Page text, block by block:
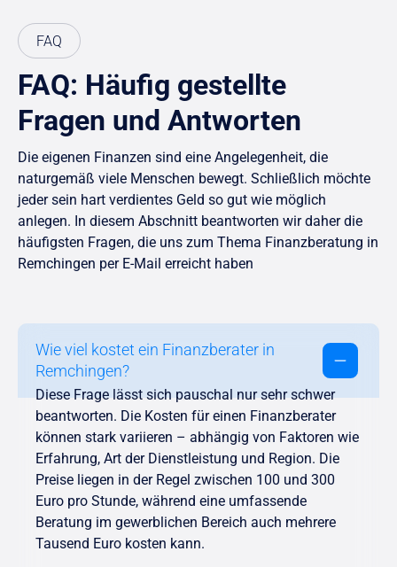
FAQ
FAQ: Häufig gestellte
Fragen und Antworten
Die eigenen Finanzen sind eine Angelegenheit, die
naturgemäß viele Menschen bewegt. Schließlich möchte
jeder sein hart verdientes Geld so gut wie möglich
anlegen. In diesem Abschnitt beantworten wir daher die
häufigsten Fragen, die uns zum Thema Finanzberatung in
Remchingen per E-Mail erreicht haben
Wie viel kostet ein Finanzberater in
Remchingen?
Diese Frage lässt sich pauschal nur sehr schwer
beantworten. Die Kosten für einen Finanzberater
können stark variieren – abhängig von Faktoren wie
Erfahrung, Art der Dienstleistung und Region. Die
Preise liegen in der Regel zwischen 100 und 300
Euro pro Stunde, während eine umfassende
Beratung im gewerblichen Bereich auch mehrere
Tausend Euro kosten kann.